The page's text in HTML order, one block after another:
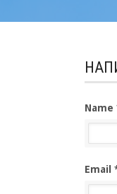
Name
Email